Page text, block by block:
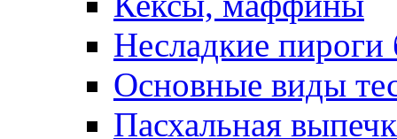
Несладкие пироги
Основные виды
Пасхальная